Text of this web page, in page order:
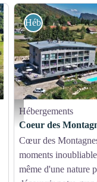
vue aérienne - coeur des
Hébergements
Hébergements
Coeur des
Cœur des
moments
même d'une nature